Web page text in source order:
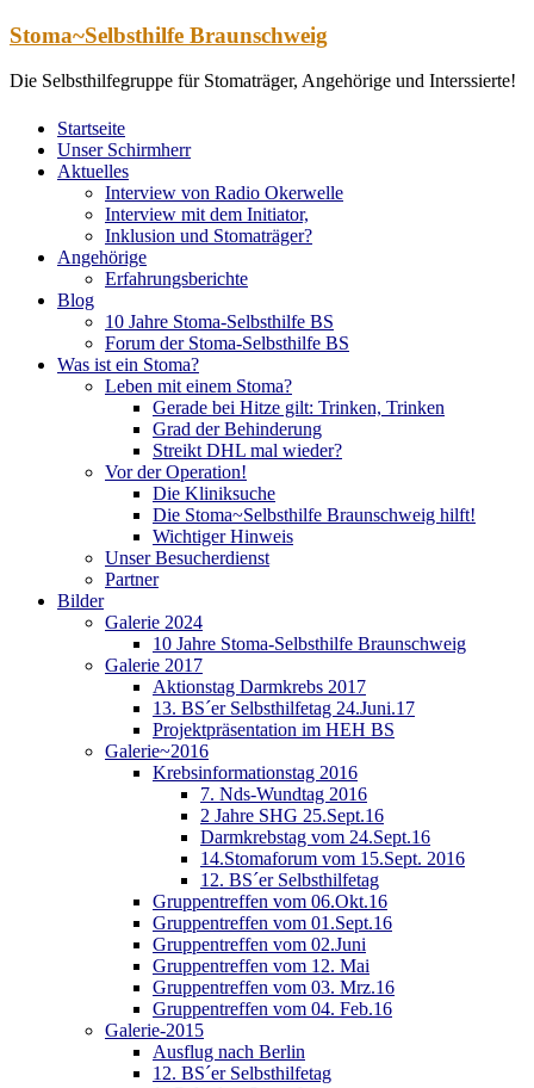
Zum
springen
Stoma~Selbsthilfe Braunschweig
Die Selbsthilfegruppe für Stomaträger, Angehörige und Interssierte!
Startseite
Unser Schirmherr
Aktuelles
Interview von Radio Okerwelle
Interview mit dem Initiator,
Inklusion und Stomaträger?
Angehörige
Erfahrungsberichte
Blog
10 Jahre Stoma-Selbsthilfe BS
Forum der Stoma-Selbsthilfe BS
Was ist ein Stoma?
Leben mit einem Stoma?
Gerade bei Hitze gilt: Trinken, Trinken
Grad der Behinderung
Streikt DHL mal wieder?
Vor der Operation!
Die Kliniksuche
Die Stoma~Selbsthilfe Braunschweig hilft!
Wichtiger Hinweis
Unser Besucherdienst
Partner
Bilder
Galerie 2024
10 Jahre Stoma-Selbsthilfe Braunschweig
Galerie 2017
Aktionstag Darmkrebs 2017
13. BS´er Selbsthilfetag 24.Juni.17
Projektpräsentation im HEH BS
Galerie~2016
Krebsinformationstag 2016
7. Nds-Wundtag 2016
2 Jahre SHG 25.Sept.16
Darmkrebstag vom 24.Sept.16
14.Stomaforum vom 15.Sept. 2016
12. BS´er Selbsthilfetag
Gruppentreffen vom 06.Okt.16
Gruppentreffen vom 01.Sept.16
Gruppentreffen vom 02.Juni
Gruppentreffen vom 12. Mai
Gruppentreffen vom 03. Mrz.16
Gruppentreffen vom 04. Feb.16
Galerie-2015
Ausflug nach Berlin
12. BS´er Selbsthilfetag